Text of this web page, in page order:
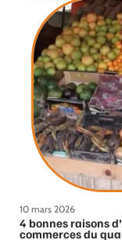
10 mars 2026
4 bonnes raisons
commerces du